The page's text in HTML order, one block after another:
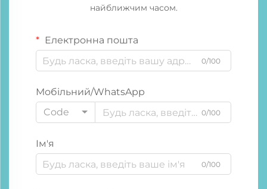
найближчим часом.
Електронна пошта
0/100
Мобільний/WhatsApp
Code
0/100
Ім'я
0/100